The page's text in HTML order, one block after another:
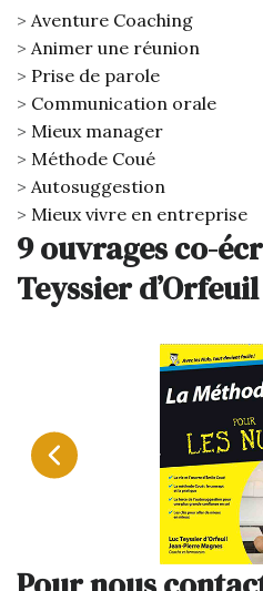
Aventure Coaching
Animer une réunion
Prise de parole
Communication orale
Mieux manager
Méthode Coué
Autosuggestion
Mieux vivre en entreprise
9 ouvrages co-
Teyssier d’Orfeuil